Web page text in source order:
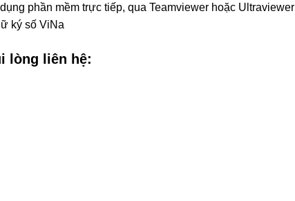
phần mềm trực tiếp, qua Teamviewer hoặc Ultraviewer
ký số ViNa
lòng liên hệ: